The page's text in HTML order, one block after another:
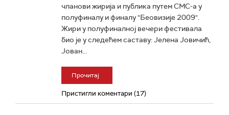
чланови жирија и публика путем СМС-а у
полуфиналу и финалу "Беовизије 2009".
Жири у полуфиналној вечери фестивала
био је у следећем саставу: Јелена Јовичић,
Јован...
Прочитај
Пристигли коментари (17)